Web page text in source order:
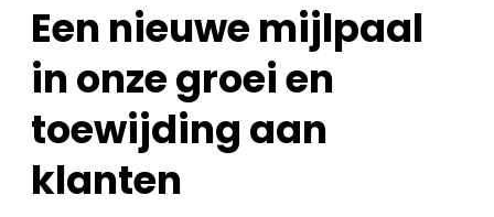
Video’s
Binnenklimaat
Brandbeveiliging
Ventilatie
Warmtepompen
Een nieuwe mijlpaal
in onze groei en
toewijding aan
klanten